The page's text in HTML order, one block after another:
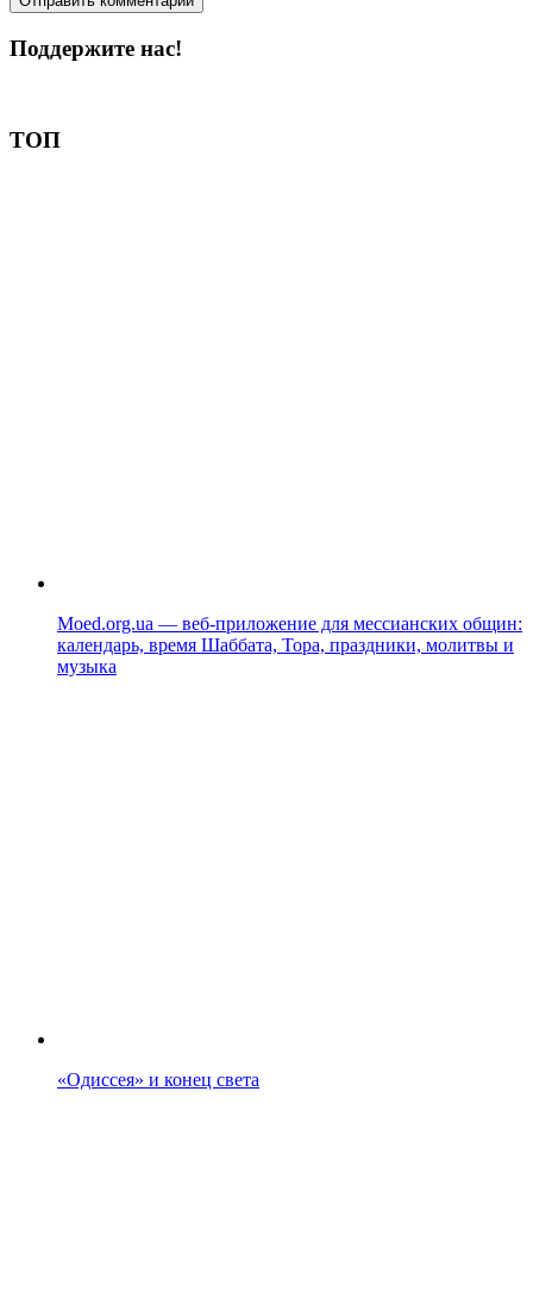
Поддержите нас!
ТОП
Moed.org.ua — веб-приложение для мессианских общин:
календарь, время Шаббата, Тора, праздники, молитвы и
музыка
«Одиссея» и конец света